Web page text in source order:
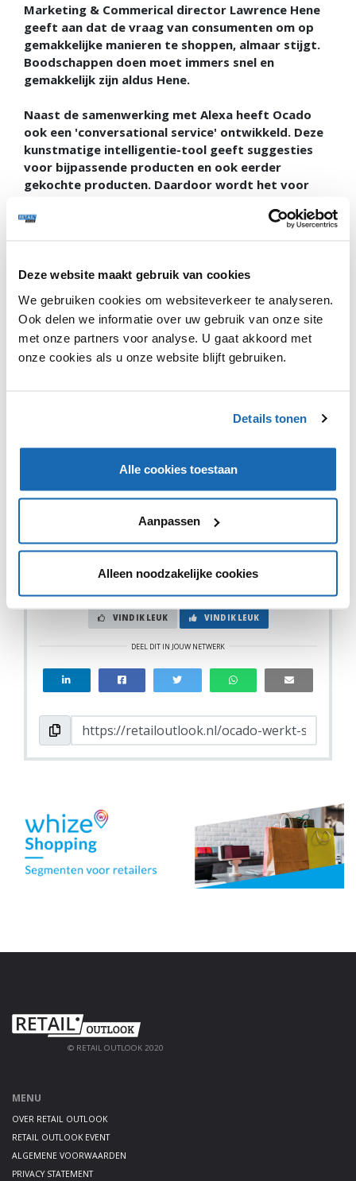
Deze website maakt gebruik van cookies
We gebruiken cookies om websiteverkeer te analyseren.
Ook delen we informatie over uw gebruik van onze site
met onze partners voor analyse. U gaat akkoord met
onze cookies als u onze website blijft gebruiken.
Details tonen
Alle cookies toestaan
Aanpassen
Alleen noodzakelijke cookies
Marketing & Commerical director Lawrence Hene
geeft aan dat de vraag van consumenten om op
gemakkelijke manieren te shoppen, almaar stijgt.
Boodschappen doen moet immers snel en
gemakkelijk zijn aldus Hene.
Naast de samenwerking met Alexa heeft Ocado
ook een 'conversational service' ontwikkeld. Deze
kunstmatige intelligentie-tool geeft suggesties
voor bijpassende producten en ook eerder
gekochte producten. Daardoor wordt het voor
te vullen.
beweert de eerste etailer te zijn die met de
app van Ocado kunnen gebruikers producten bestellen,
informatie verkrijgen over de producten, maar ook
inspiratie voor recepten opdoen. Daarnaast is het
mogelijk om de bestelling te volgen, door Alexa het
commando, 'where is my order' te geven.
VIND IK LEUK VIND IK LEUK
DEEL DIT IN JOUW NETWERK
© RETAIL OUTLOOK 2020
MENU
OVER RETAIL OUTLOOK
RETAIL OUTLOOK EVENT
ALGEMENE VOORWAARDEN
PRIVACY STATEMENT